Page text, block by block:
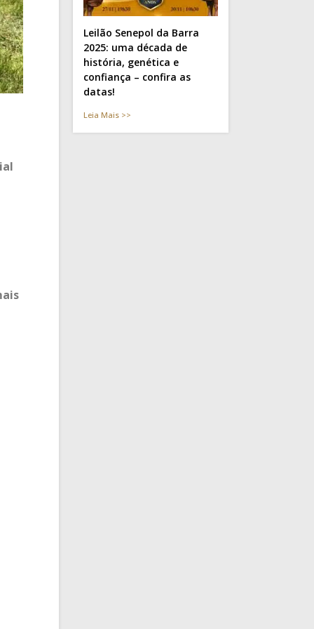
Leilão Senepol da Barra
2025: uma década de
história, genética e
confiança – confira as
datas!
Leia Mais >>